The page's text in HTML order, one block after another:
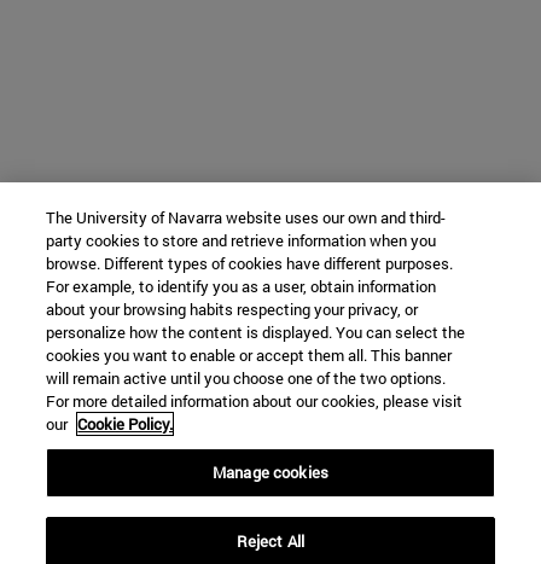
The University of Navarra website uses our own and third-
party cookies to store and retrieve information when you
browse. Different types of cookies have different purposes.
For example, to identify you as a user, obtain information
about your browsing habits respecting your privacy, or
personalize how the content is displayed. You can select the
cookies you want to enable or accept them all. This banner
will remain active until you choose one of the two options.
For more detailed information about our cookies, please visit
our Cookie Policy.
Manage cookies
Reject All